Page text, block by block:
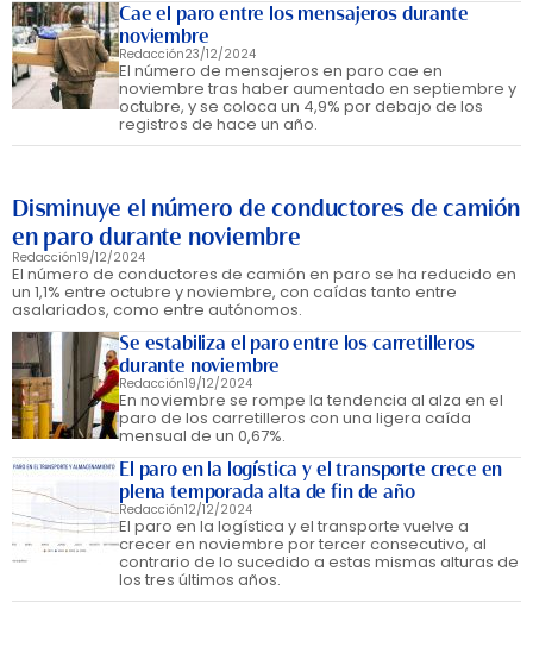
Cae el paro entre los mensajeros durante
noviembre
Redacción23/12/2024
El número de mensajeros en paro cae en
noviembre tras haber aumentado en septiembre y
octubre, y se coloca un 4,9% por debajo de los
registros de hace un año.
Disminuye el número de conductores de camión
en paro durante noviembre
Redacción19/12/2024
El número de conductores de camión en paro se ha reducido en
un 1,1% entre octubre y noviembre, con caídas tanto entre
asalariados, como entre autónomos.
Se estabiliza el paro entre los carretilleros
durante noviembre
Redacción19/12/2024
En noviembre se rompe la tendencia al alza en el
paro de los carretilleros con una ligera caída
mensual de un 0,67%.
El paro en la logística y el transporte crece en
plena temporada alta de fin de año
Redacción12/12/2024
El paro en la logística y el transporte vuelve a
crecer en noviembre por tercer consecutivo, al
contrario de lo sucedido a estas mismas alturas de
los tres últimos años.